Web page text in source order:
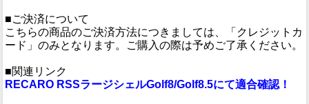
■ご決済について
こちらの商品のご決済方法につきましては、「クレジットカ
ード」のみとなります。ご購入の際は予めご了承ください。
■関連リンク
RECARO RSSラージシェルGolf8/Golf8.5にて適合確認！